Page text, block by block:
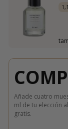
Añade cuatro
ml de tu elección
gratis.